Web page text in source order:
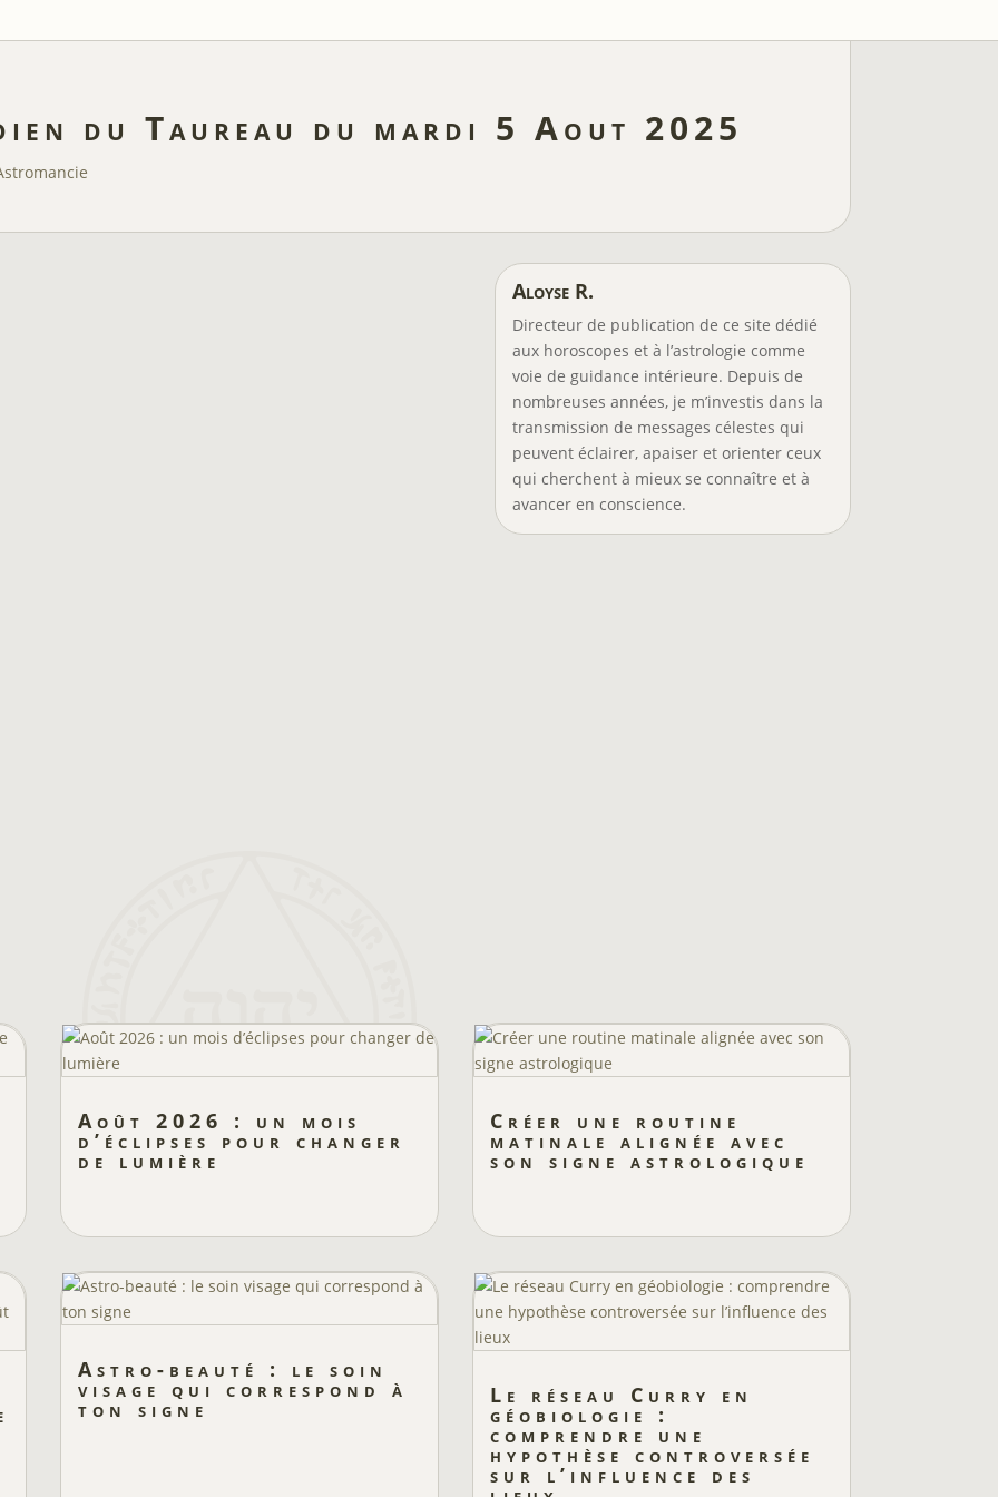
du Taureau du mardi 5 Aout 2025
Aloyse R.
Directeur de publication de ce site dédié
aux horoscopes et à l’astrologie comme
voie de guidance intérieure. Depuis de
nombreuses années, je m’investis dans la
transmission de messages célestes qui
peuvent éclairer, apaiser et orienter ceux
qui cherchent à mieux se connaître et à
avancer en conscience.
Août 2026 : un mois
d’éclipses pour changer
de lumière
Créer une routine
matinale alignée avec
son signe astrologique
Astro-beauté : le soin
visage qui correspond à
ton signe
Le réseau Curry en
géobiologie :
comprendre une
hypothèse controversée
sur l’influence des